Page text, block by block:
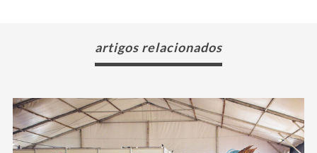
artigos relacionados